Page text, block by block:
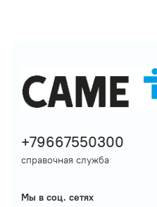
+79667550300
справочная служба
Мы в соц. сетях